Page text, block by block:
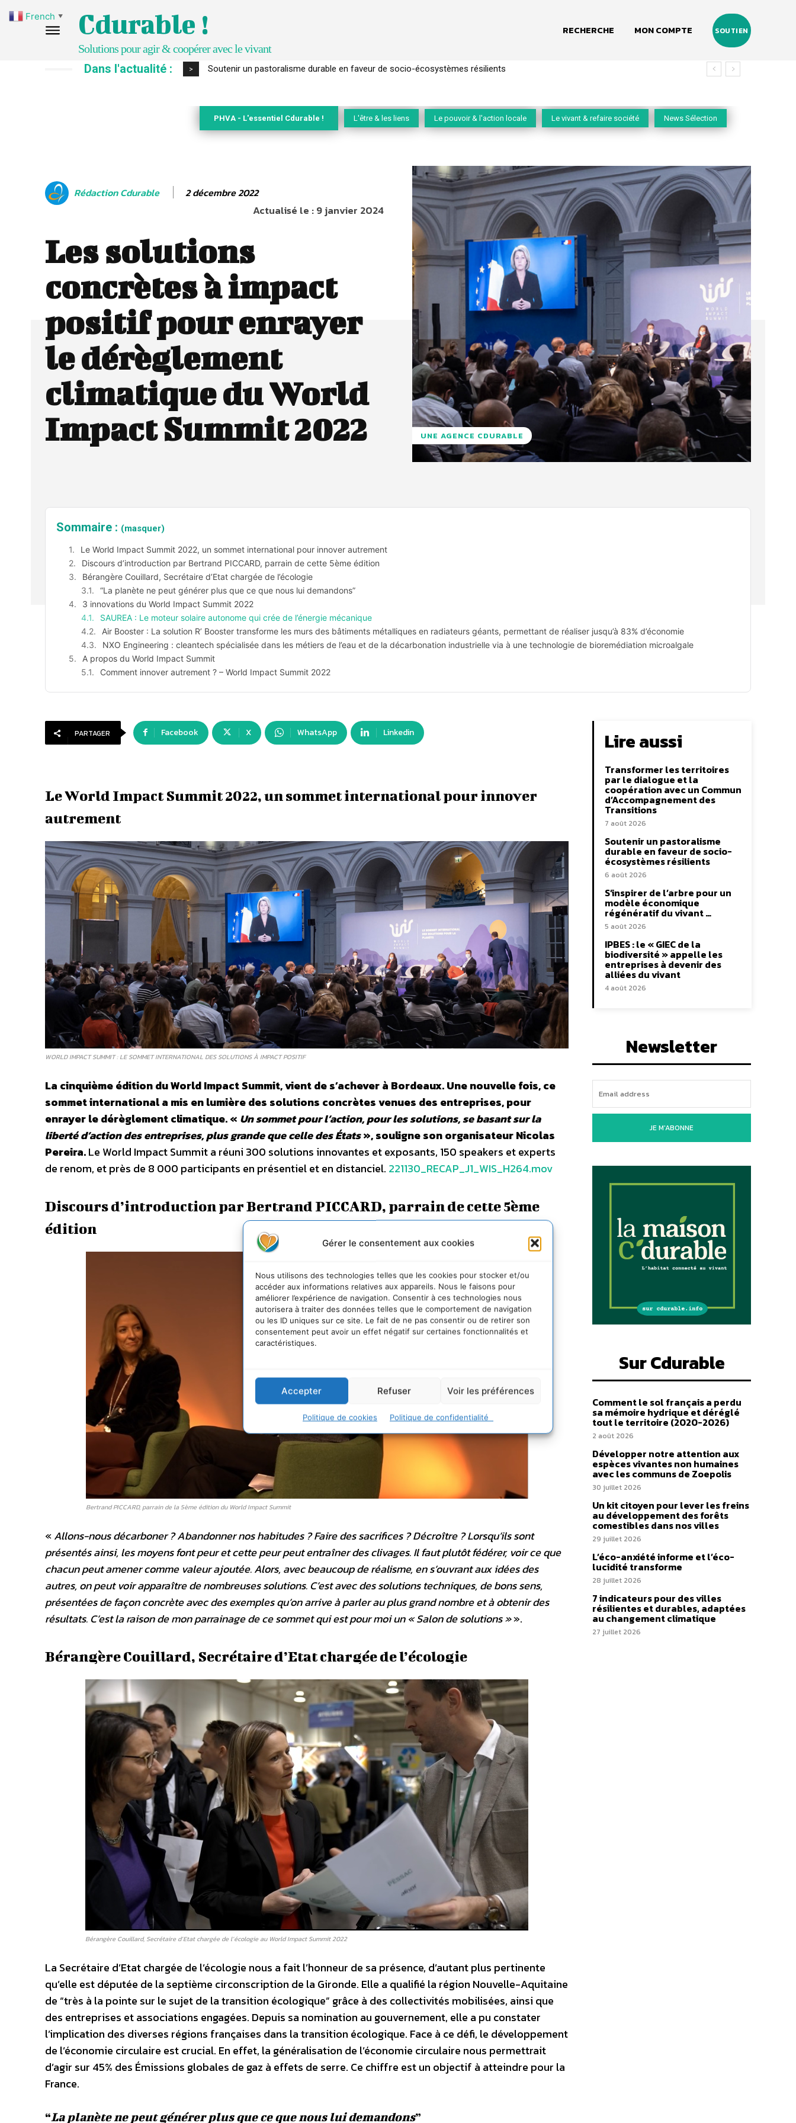
Gérer le consentement aux cookies
Nous utilisons des technologies telles que les cookies pour stocker et/ou
accéder aux informations relatives aux appareils. Nous le faisons pour
améliorer l’expérience de navigation. Consentir à ces technologies nous
autorisera à traiter des données telles que le comportement de navigation
ou les ID uniques sur ce site. Le fait de ne pas consentir ou de retirer son
consentement peut avoir un effet négatif sur certaines fonctionnalités et
caractéristiques.
Accepter Refuser Voir les préférences
Politique de cookies Politique de confidentialité
Cdurable !
Solutions pour agir & coopérer avec le vivant
RECHERCHE MON COMPTE SOUTIEN
Dans l'actualité : > S’inspirer de l’arbre pour un modèle économique régénératif du vivant …
PHVA - L'essentiel Cdurable ! L'être & les liens Le pouvoir & l'action locale Le vivant & refaire société News Sélection
Rédaction Cdurable 2 décembre 2022
Actualisé le :9 janvier 2024
Les solutions
concrètes à impact
positif pour enrayer
le dérèglement
climatique du World
Impact Summit 2022
UNE AGENCE CDURABLE
Sommaire : (masquer)
Le World Impact Summit 2022, un sommet international pour innover autrement
Discours d’introduction par Bertrand PICCARD, parrain de cette 5ème édition
Bérangère Couillard, Secrétaire d’Etat chargée de l’écologie
“La planète ne peut générer plus que ce que nous lui demandons”
3 innovations du World Impact Summit 2022
SAUREA : Le moteur solaire autonome qui crée de l’énergie mécanique
Air Booster : La solution R’ Booster transforme les murs des bâtiments métalliques en radiateurs géants, permettant de réaliser jusqu’à 83% d’économie
NXO Engineering : cleantech spécialisée dans les métiers de l’eau et de la décarbonation industrielle via à une technologie de bioremédiation microalgale
A propos du World Impact Summit
Comment innover autrement ? – World Impact Summit 2022
PARTAGER Facebook X WhatsApp Linkedin
Le World Impact Summit 2022, un sommet international pour innover
autrement
WORLD IMPACT SUMMIT : LE SOMMET INTERNATIONAL DES SOLUTIONS À IMPACT POSITIF
La cinquième édition du World Impact Summit, vient de s’achever à Bordeaux. Une nouvelle fois, ce
sommet international a mis en lumière des solutions concrètes venues des entreprises, pour
enrayer le dérèglement climatique. « Un sommet pour l’action, pour les solutions, se basant sur la
liberté d’action des entreprises, plus grande que celle des États», souligne son organisateur Nicolas
Pereira.Le World Impact Summit a réuni 300 solutions innovantes et exposants, 150 speakers et experts
de renom, et près de 8 000 participants en présentiel et en distanciel. 221130_RECAP_J1_WIS_H264.mov
Discours d’introduction par Bertrand PICCARD, parrain de cette 5ème
édition
Bertrand PICCARD, parrain de la 5ème édition du World Impact Summit
«Allons-nous décarboner ? Abandonner nos habitudes ? Faire des sacrifices ? Décroître ? Lorsqu’ils sont
présentés ainsi, les moyens font peur et cette peur peut entraîner des clivages. Il faut plutôt fédérer, voir ce que
chacun peut amener comme valeur ajoutée. Alors, avec beaucoup de réalisme, en s’ouvrant aux idées des
autres, on peut voir apparaître de nombreuses solutions. C’est avec des solutions techniques, de bons sens,
présentées de façon concrète avec des exemples qu’on arrive à parler au plus grand nombre et à obtenir des
résultats. C’est la raison de mon parrainage de ce sommet qui est pour moi un « Salon de solutions »».
Bérangère Couillard, Secrétaire d’Etat chargée de l’écologie
Bérangère Couillard, Secrétaire d’Etat chargée de l’écologie au World Impact Summit 2022
La Secrétaire d’Etat chargée de l’écologie nous a fait l’honneur de sa présence, d’autant plus pertinente
qu’elle est députée de la septième circonscription de la Gironde. Elle a qualifié la région Nouvelle-Aquitaine
de “très à la pointe sur le sujet de la transition écologique” grâce à des collectivités mobilisées, ainsi que
des entreprises et associations engagées. Depuis sa nomination au gouvernement, elle a pu constater
l’implication des diverses régions françaises dans la transition écologique. Face à ce défi, le développement
de l’économie circulaire est crucial. En effet, la généralisation de l’économie circulaire nous permettrait
d’agir sur 45% des Émissions globales de gaz à effets de serre. Ce chiffre est un objectif à atteindre pour la
France.
“La planète ne peut générer plus que ce que nous lui demandons”
Lire aussi
Transformer les territoires
par le dialogue et la
coopération avec un Commun
d’Accompagnement des
Transitions
7 août 2026
Soutenir un pastoralisme
durable en faveur de socio-
écosystèmes résilients
6 août 2026
S’inspirer de l’arbre pour un
modèle économique
régénératif du vivant …
5 août 2026
IPBES : le « GIEC de la
biodiversité » appelle les
entreprises à devenir des
alliées du vivant
4 août 2026
Newsletter
JE M'ABONNE
Sur Cdurable
Comment le sol français a perdu
sa mémoire hydrique et déréglé
tout le territoire (2020-2026)
2 août 2026
Développer notre attention aux
espèces vivantes non humaines
avec les communs de Zoepolis
30 juillet 2026
Un kit citoyen pour lever les freins
au développement des forêts
comestibles dans nos villes
29 juillet 2026
L’éco-anxiété informe et l’éco-
lucidité transforme
28 juillet 2026
7 indicateurs pour des villes
résilientes et durables, adaptées
au changement climatique
27 juillet 2026
French ▼